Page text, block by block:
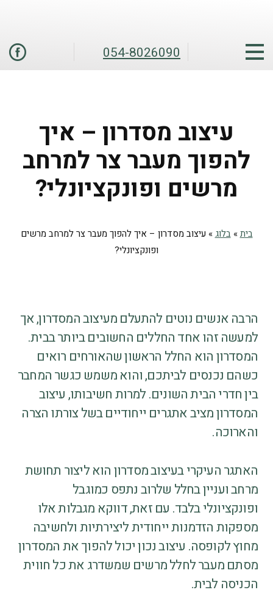
054-8026090
עיצוב מסדרון – איך
להפוך מעבר צר למרחב
מרשים ופונקציונלי?
בית»בלוג» עיצוב מסדרון – איך להפוך מעבר צר למרחב מרשים
ופונקציונלי?
הרבה אנשים נוטים להתעלם מעיצוב המסדרון, אך
למעשה זהו אחד החללים החשובים ביותר בבית.
המסדרון הוא החלל הראשון שהאורחים רואים
כשהם נכנסים לביתכם, והוא משמש כגשר המחבר
בין חדרי הבית השונים. למרות חשיבותו, עיצוב
המסדרון מציב אתגרים ייחודיים בשל צורתו הצרה
והארוכה.
האתגר העיקרי בעיצוב מסדרון הוא ליצור תחושת
מרחב ועניין בחלל שלרוב נתפס כמוגבל
ופונקציונלי בלבד. עם זאת, דווקא מגבלות אלו
מספקות הזדמנות ייחודית ליצירתיות ולחשיבה
מחוץ לקופסה. עיצוב נכון יכול להפוך את המסדרון
מסתם מעבר לחלל מרשים שמשדרג את כל חווית
הכניסה לבית.